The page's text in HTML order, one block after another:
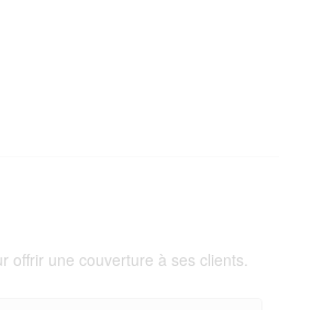
offrir une couverture à ses clients.